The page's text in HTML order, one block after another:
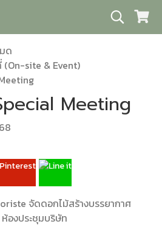
ด
site & Event)
Meeting
จัดดอกไม้สร้างบรรยากาศ
องประชุมบริษัท